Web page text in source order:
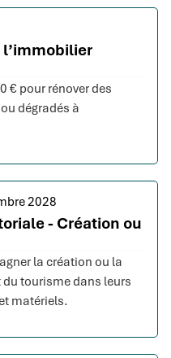
l’immobilier
€ pour rénover des
dégradés à
2028
- Création ou
la création ou la
du tourisme dans leurs
matériels.